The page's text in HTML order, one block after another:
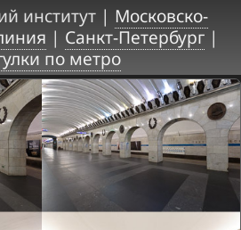
институт | Московско-
| Санкт-Петербург|
по метро